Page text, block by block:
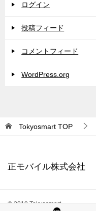
ログイン
投稿フィード
コメントフィード
WordPress.org
Tokyosmart TOP
正モバイル株式会社
© 2019 Tokyosmart